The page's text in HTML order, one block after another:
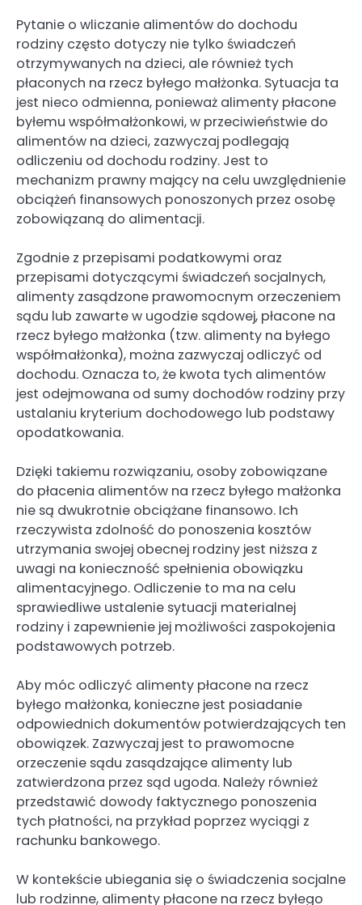
Pytanie o wliczanie alimentów do dochodu
rodziny często dotyczy nie tylko świadczeń
otrzymywanych na dzieci, ale również tych
płaconych na rzecz byłego małżonka. Sytuacja ta
jest nieco odmienna, ponieważ alimenty płacone
byłemu współmałżonkowi, w przeciwieństwie do
alimentów na dzieci, zazwyczaj podlegają
odliczeniu od dochodu rodziny. Jest to
mechanizm prawny mający na celu uwzględnienie
obciążeń finansowych ponoszonych przez osobę
zobowiązaną do alimentacji.
Zgodnie z przepisami podatkowymi oraz
przepisami dotyczącymi świadczeń socjalnych,
alimenty zasądzone prawomocnym orzeczeniem
sądu lub zawarte w ugodzie sądowej, płacone na
rzecz byłego małżonka (tzw. alimenty na byłego
współmałżonka), można zazwyczaj odliczyć od
dochodu. Oznacza to, że kwota tych alimentów
jest odejmowana od sumy dochodów rodziny przy
ustalaniu kryterium dochodowego lub podstawy
opodatkowania.
Dzięki takiemu rozwiązaniu, osoby zobowiązane
do płacenia alimentów na rzecz byłego małżonka
nie są dwukrotnie obciążane finansowo. Ich
rzeczywista zdolność do ponoszenia kosztów
utrzymania swojej obecnej rodziny jest niższa z
uwagi na konieczność spełnienia obowiązku
alimentacyjnego. Odliczenie to ma na celu
sprawiedliwe ustalenie sytuacji materialnej
rodziny i zapewnienie jej możliwości zaspokojenia
podstawowych potrzeb.
Aby móc odliczyć alimenty płacone na rzecz
byłego małżonka, konieczne jest posiadanie
odpowiednich dokumentów potwierdzających ten
obowiązek. Zazwyczaj jest to prawomocne
orzeczenie sądu zasądzające alimenty lub
zatwierdzona przez sąd ugoda. Należy również
przedstawić dowody faktycznego ponoszenia
tych płatności, na przykład poprzez wyciągi z
rachunku bankowego.
W kontekście ubiegania się o świadczenia socjalne
lub rodzinne, alimenty płacone na rzecz byłego